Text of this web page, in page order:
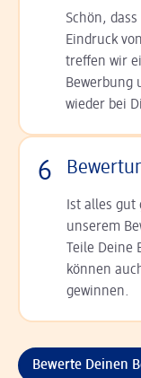
Schön,
Ein­druck
tref­fen wir
Bewerbung
wieder bei
6
Ist alles gut
unserem
Teile
können
gewinnen.
Bewerte Deinen